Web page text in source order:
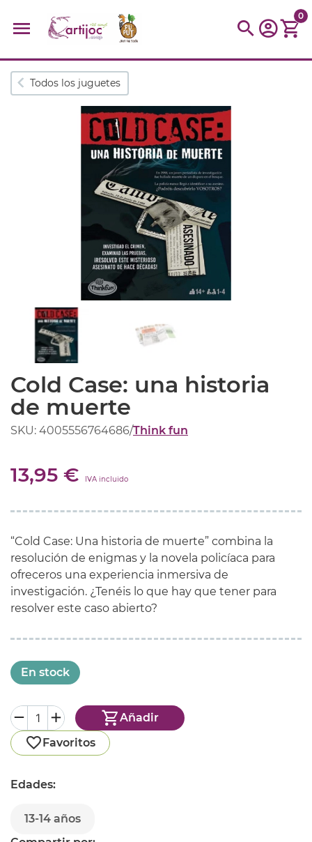
Búsquedas populares
Parchís Moulin
montessori
kidynight Puzzle
Botella
0
Todos los juguetes
Cold Case: una historia
de muerte
SKU: 4005556764686/Think fun
13,95 € IVA incluido
“Cold Case: Una historia de muerte” combina la
resolución de enigmas y la novela policíaca para
ofreceros una experiencia inmersiva de
investigación. ¿Tenéis lo que hay que tener para
resolver este caso abierto?
En stock
Añadir
Favoritos
Edades:
13-14 años